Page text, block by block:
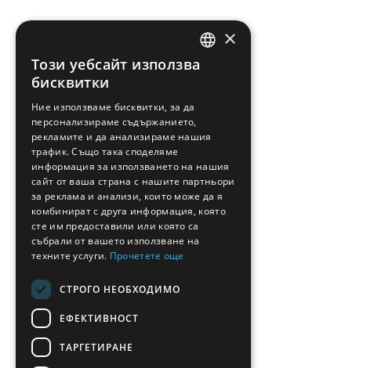
ENGLISH
FRENCH
ROMANIAN
TURKISH
×
Този уебсайт използва
бисквитки
Ние използваме бисквитки, за да
персонализираме съдържанието,
рекламите и да анализираме нашия
трафик. Също така споделяме
информация за използването на нашия
сайт от ваша страна с нашите партньори
за реклама и анализи, които може да я
комбинират с друга информация, която
сте им предоставили или която са
събрали от вашето използване на
техните услуги. Прочетете още
СТРОГО НЕОБХОДИМО
ЕФЕКТИВНОСТ
ТАРГЕТИРАНЕ